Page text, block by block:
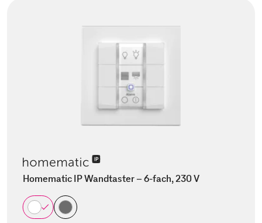
Homematic IP Wandtaster – 6-fach, 230 V